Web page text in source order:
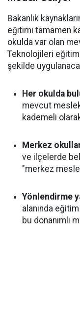
Bakanlık
eğitimi tamamen
okulda var olan
Teknolojileri
şekilde
Her okulda
mevcut
kademeli
Merkez
ve ilçelerde
"merkez
Yönlendirme
alanında
bu donanımlı